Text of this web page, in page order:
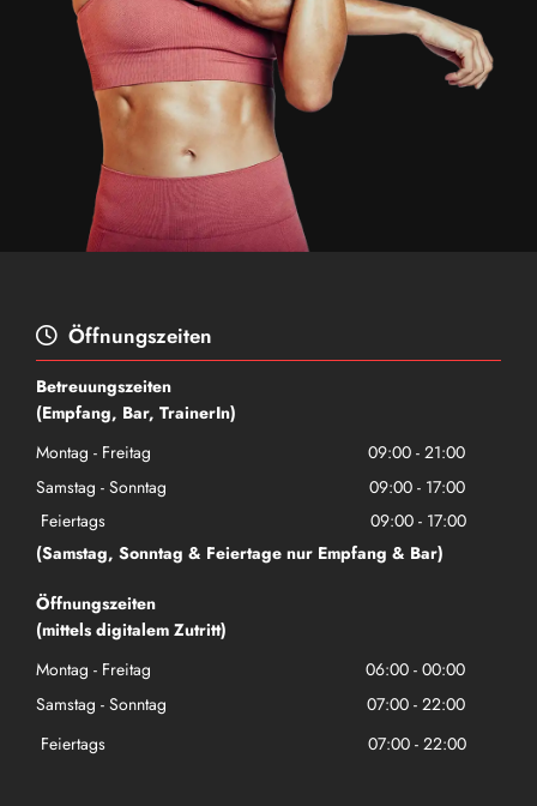
Öffnungszeiten
Betreuungszeiten
(Empfang, Bar, TrainerIn)
Montag - Freitag
09:00 - 21:00
Samstag - Sonntag
09:00 - 17:00
Feiertags
09:00 - 17:00
(Samstag, Sonntag & Feiertage nur Empfang & Bar)
Öffnungszeiten
(mittels digitalem Zutritt)
Montag - Freitag
06:00 - 00:00
Samstag - Sonntag
07:00 - 22:00
Feiertags
07:00 - 22:00